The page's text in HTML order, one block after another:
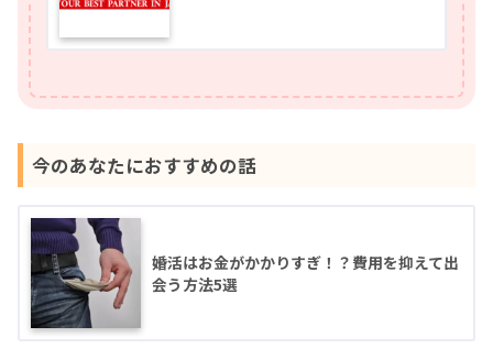
今のあなたにおすすめの話
婚活はお金がかかりすぎ！？費用を抑えて出
会う方法5選